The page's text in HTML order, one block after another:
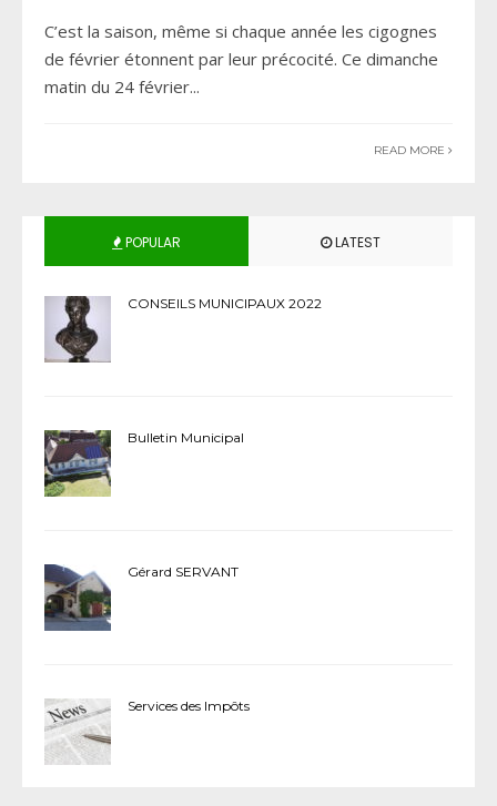
C’est la saison, même si chaque année les cigognes
de février étonnent par leur précocité. Ce dimanche
matin du 24 février...
READ MORE
POPULAR LATEST
CONSEILS MUNICIPAUX 2022
Bulletin Municipal
Gérard SERVANT
Services des Impôts